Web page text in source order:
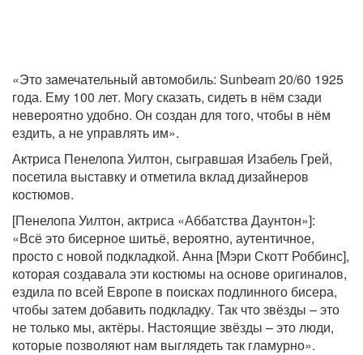
«Это замечательный автомобиль: Sunbeam 20/60 1925
года. Ему 100 лет. Могу сказать, сидеть в нём сзади
невероятно удобно. Он создан для того, чтобы в нём
ездить, а не управлять им».
Актриса Пенелопа Уилтон, сыгравшая Изабель Грей,
посетила выставку и отметила вклад дизайнеров
костюмов.
[Пенелопа Уилтон, актриса «Аббатства Даунтон»]:
«Всё это бисерное шитьё, вероятно, аутентичное,
просто с новой подкладкой. Анна [Мэри Скотт Роббинс],
которая создавала эти костюмы на основе оригиналов,
ездила по всей Европе в поисках подлинного бисера,
чтобы затем добавить подкладку. Так что звёзды – это
не только мы, актёры. Настоящие звёзды – это люди,
которые позволяют нам выглядеть так гламурно».